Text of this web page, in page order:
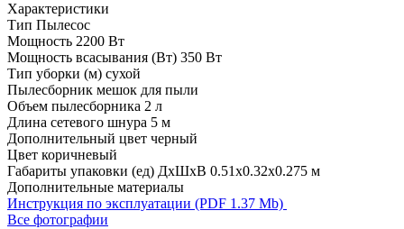
Характеристики
Тип Пылесос
Мощность 2200 Вт
Мощность всасывания (Вт) 350 Вт
Тип уборки (м) сухой
Пылесборник мешок для пыли
Объем пылесборника 2 л
Длина сетевого шнура 5 м
Дополнительный цвет черный
Цвет коричневый
Габариты упаковки (ед) ДхШхВ 0.51x0.32x0.275 м
Дополнительные материалы
Инструкция по эксплуатации (PDF 1.37 Mb)
Все фотографии